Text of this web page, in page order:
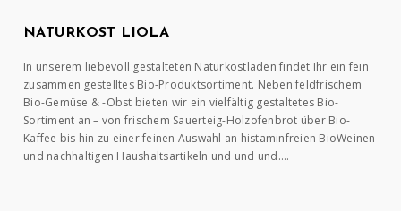
NATURKOST LIOLA
In unserem liebevoll gestalteten Naturkostladen findet Ihr ein fein
zusammen gestelltes Bio-Produktsortiment. Neben feldfrischem
Bio-Gemüse & -Obst bieten wir ein vielfältig gestaltetes Bio-
Sortiment an – von frischem Sauerteig-Holzofenbrot über Bio-
Kaffee bis hin zu einer feinen Auswahl an histaminfreien BioWeinen
und nachhaltigen Haushaltsartikeln und und und….